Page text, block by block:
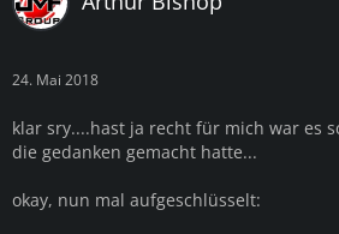
24. Mai 2018
klar sry....hast ja recht für mich war es
die gedanken gemacht hatte...
okay, nun mal aufgeschlüsselt: